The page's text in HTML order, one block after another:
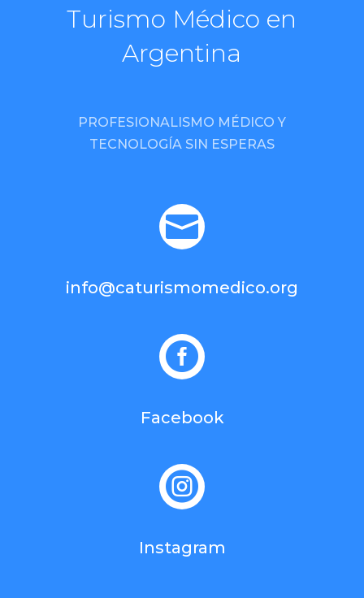
Turismo Médico en
Argentina
PROFESIONALISMO MÉDICO Y
TECNOLOGÍA SIN ESPERAS

info@caturismomedico.org

Facebook

Instagram